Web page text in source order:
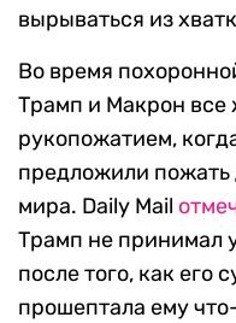
вырываться из
Во время
Трамп и Макрон все
рукопожатием,
предложили пожать
мира. Daily Mail
Трамп не принимал
после того, как его
прошептала ему